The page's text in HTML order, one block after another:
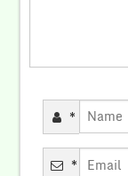
*
*